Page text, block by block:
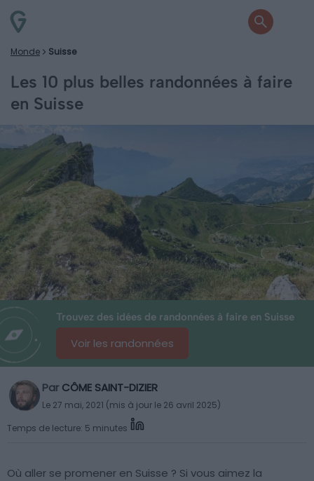
Monde Suisse
Les 10 plus belles randonnées à faire
en Suisse
Trouvez des idées de randonnées à faire en Suisse
Voir les randonnées
Par CÔME SAINT-DIZIER
Le 27 mai, 2021 (mis à jour le 26 avril 2025)
Temps de lecture: 5 minutes
Où aller se promener en Suisse ? Si vous aimez la